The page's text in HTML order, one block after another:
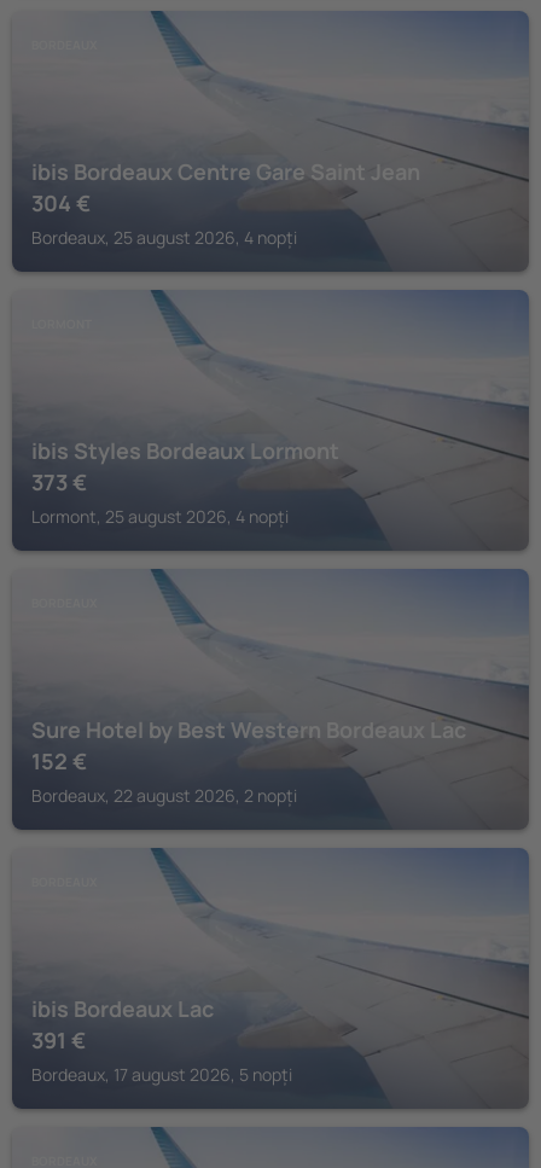
ibis Bordeaux Centre Gare Saint Jean
304 €
Bordeaux, 25 august 2026, 4 nopți
ibis Styles Bordeaux Lormont
373 €
Lormont, 25 august 2026, 4 nopți
Sure Hotel by Best Western Bordeaux Lac
152 €
Bordeaux, 22 august 2026, 2 nopți
ibis Bordeaux Lac
391 €
Bordeaux, 17 august 2026, 5 nopți